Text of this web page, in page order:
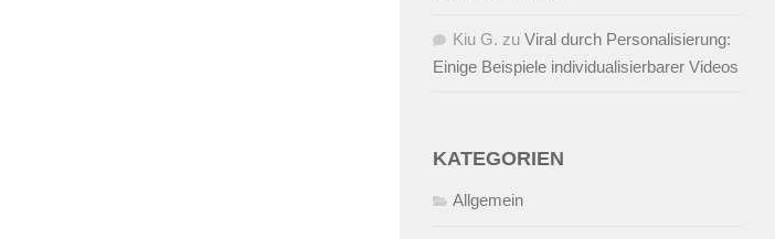
Kiu G. zu Viral durch Personalisierung:
Einige Beispiele individualisierbarer Videos
KATEGORIEN
Allgemein